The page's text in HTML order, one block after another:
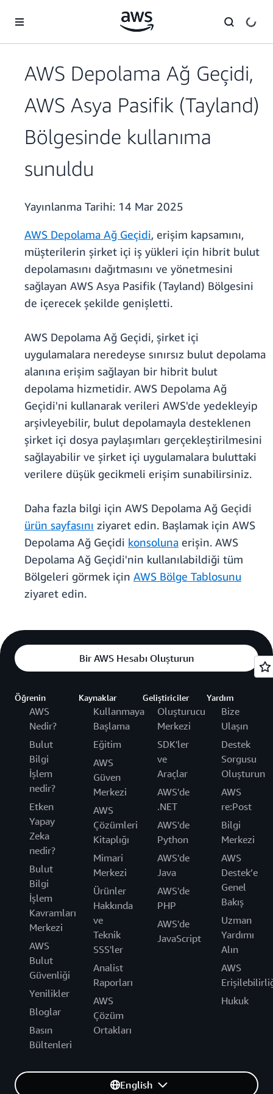
AWS Depolama Ağ Geçidi,
AWS Asya Pasifik (Tayland)
Bölgesinde kullanıma
sunuldu
Yayınlanma Tarihi: 14 Mar 2025
AWS Depolama Ağ Geçidi, erişim kapsamını,
müşterilerin şirket içi iş yükleri için hibrit bulut
depolamasını dağıtmasını ve yönetmesini
sağlayan AWS Asya Pasifik (Tayland) Bölgesini
de içerecek şekilde genişletti.
AWS Depolama Ağ Geçidi, şirket içi
uygulamalara neredeyse sınırsız bulut depolama
alanına erişim sağlayan bir hibrit bulut
depolama hizmetidir. AWS Depolama Ağ
Geçidi'ni kullanarak verileri AWS'de yedekleyip
arşivleyebilir, bulut depolamayla desteklenen
şirket içi dosya paylaşımları gerçekleştirilmesini
sağlayabilir ve şirket içi uygulamalara buluttaki
verilere düşük gecikmeli erişim sunabilirsiniz.
Daha fazla bilgi için AWS Depolama Ağ Geçidi
ürün sayfasını ziyaret edin. Başlamak için AWS
Depolama Ağ Geçidi konsoluna erişin. AWS
Depolama Ağ Geçidi'nin kullanılabildiği tüm
Bölgeleri görmek için AWS Bölge Tablosunu
ziyaret edin.
Bir AWS Hesabı Oluşturun
Öğrenin
AWS
Nedir?
Bulut
Bilgi
İşlem
nedir?
Etken
Yapay
Zeka
nedir?
Bulut
Bilgi
İşlem
Kavramları
Merkezi
AWS
Bulut
Güvenliği
Yenilikler
Bloglar
Basın
Bültenleri
Kaynaklar
Kullanmaya
Başlama
Eğitim
AWS
Güven
Merkezi
AWS
Çözümleri
Kitaplığı
Mimari
Merkezi
Ürünler
Hakkında
ve
Teknik
SSS'ler
Analist
Raporları
AWS
Çözüm
Ortakları
Geliştiriciler
Oluşturucu
Merkezi
SDK'ler
ve
Araçlar
AWS'de
.NET
AWS'de
Python
AWS'de
Java
AWS'de
PHP
AWS'de
JavaScript
Yardım
Bize
Ulaşın
Destek
Sorgusu
Oluşturun
AWS
re:Post
Bilgi
Merkezi
AWS
Destek’e
Genel
Bakış
Uzman
Yardımı
Alın
AWS
Hukuk
English